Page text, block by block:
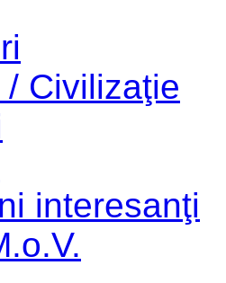
/ Civilizaţie
interesanţi